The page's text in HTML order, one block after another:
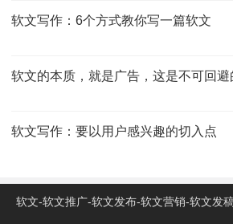
软文写作：6个方式教你写一篇软文
软文的本质，就是广告，这是不可回避
软文写作：要以用户感兴趣的切入点
软文-软文推广-软文发布-软文营销-软文发